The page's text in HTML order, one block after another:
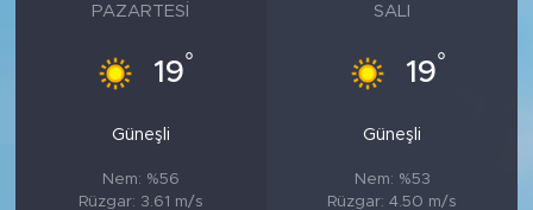
PAZARTESI
19°
Güneşli
Nem: %56
Rüzgar: 3.61 m/s
SALI
19°
Güneşli
Nem: %53
Rüzgar: 4.50 m/s